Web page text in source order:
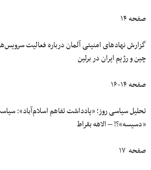
صفحه ۱۴
گزارش نهادهای امنیتی آلمان درباره فعالیت
چین و رژیم ایران در برلین
صفحه ۱۴-۱۶
تحلیل سیاسی روز؛ «یادداشت تفاهم اسلام‌آباد»:
«دسیسه»؟! – الاهه بقراط
صفحه ۱۷